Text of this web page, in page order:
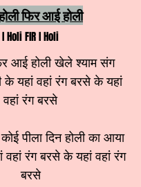
फिर आई होली
I Holi FIR I Holi
आई होली खेले श्याम संग
के यहां वहां रंग बरसे के यहां
वहां रंग बरसे
पीला दिन होली का आया
वहां रंग बरसे के यहां वहां रंग
बरसे